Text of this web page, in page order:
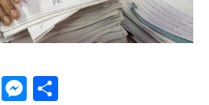
Telegram
Messenger